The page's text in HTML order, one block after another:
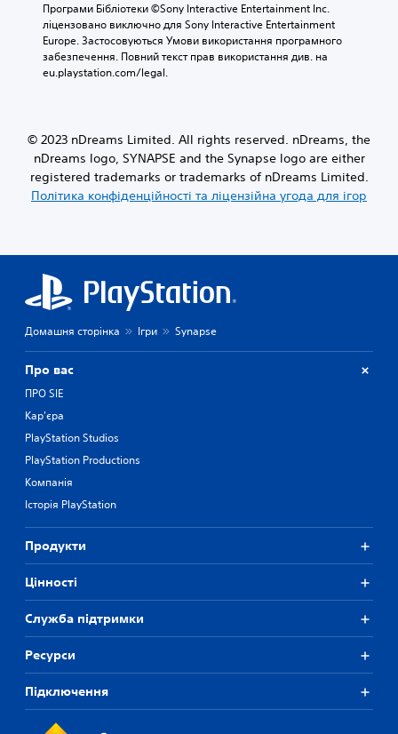
Програми Бібліотеки ©Sony Interactive Entertainment Inc.
ліцензовано виключно для Sony Interactive Entertainment
Europe. Застосовуються Умови використання програмного
забезпечення. Повний текст прав використання див. на
eu.playstation.com/legal.
© 2023 nDreams Limited. All rights reserved. nDreams, the
nDreams logo, SYNAPSE and the Synapse logo are either
registered trademarks or trademarks of nDreams Limited.
Політика конфіденційності та ліцензійна угода для ігор
Домашня сторінка Ігри Synapse
Про вас
ПРО SIE
Кар'єра
PlayStation Studios
PlayStation Productions
Компанія
Історія PlayStation
Продукти
Цiнностi
Служба підтримки
Ресурси
Підключення